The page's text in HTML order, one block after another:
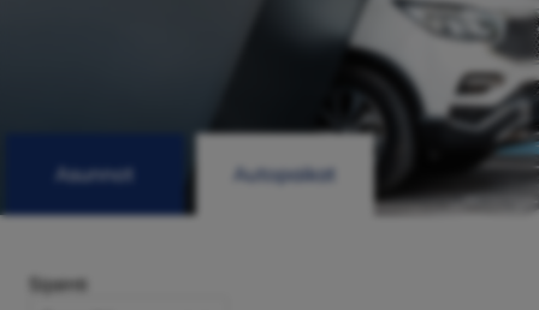
Asunnot Autopaikat
Sijainti